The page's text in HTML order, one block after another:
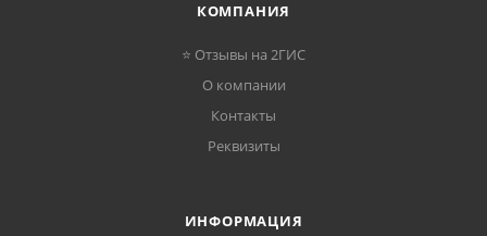
КОМПАНИЯ
⭐ Отзывы на 2ГИС
О компании
Контакты
Реквизиты
ИНФОРМАЦИЯ